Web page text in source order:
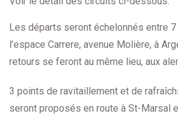
Les départs seront échelonnés entre 7
l’espace Carrere, avenue Molière, à
retours se feront au même lieu, aux
3 points de ravitaillement et de
seront proposés en route à St-Marsal